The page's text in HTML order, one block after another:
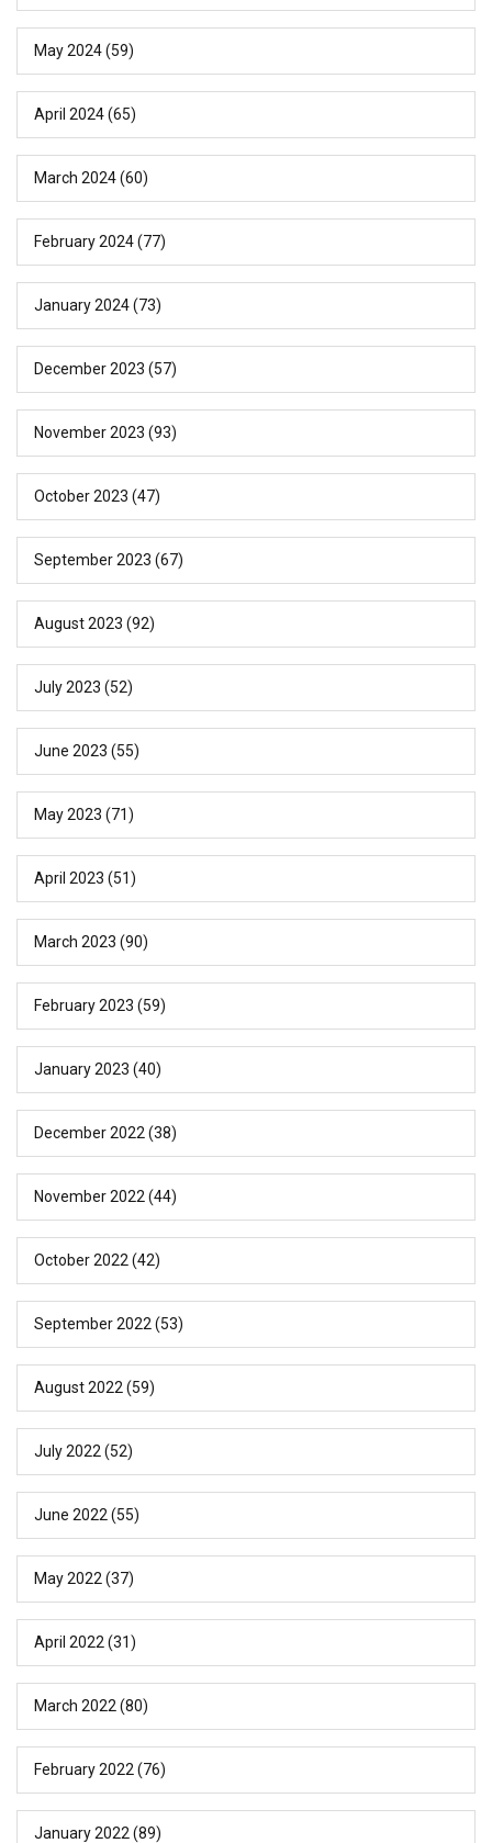
May 2024(59)
April 2024(65)
March 2024(60)
February 2024(77)
January 2024(73)
December 2023 (57)
November 2023 (93)
October 2023 (47)
September 2023 (67)
August 2023 (92)
July 2023 (52)
June 2023 (55)
May 2023 (71)
April 2023 (51)
March 2023 (90)
February 2023 (59)
January 2023 (40)
December 2022 (38)
November 2022 (44)
October 2022 (42)
September 2022 (53)
August 2022 (59)
July 2022 (52)
June 2022 (55)
May 2022 (37)
April 2022 (31)
March 2022 (80)
February 2022 (76)
January 2022 (89)